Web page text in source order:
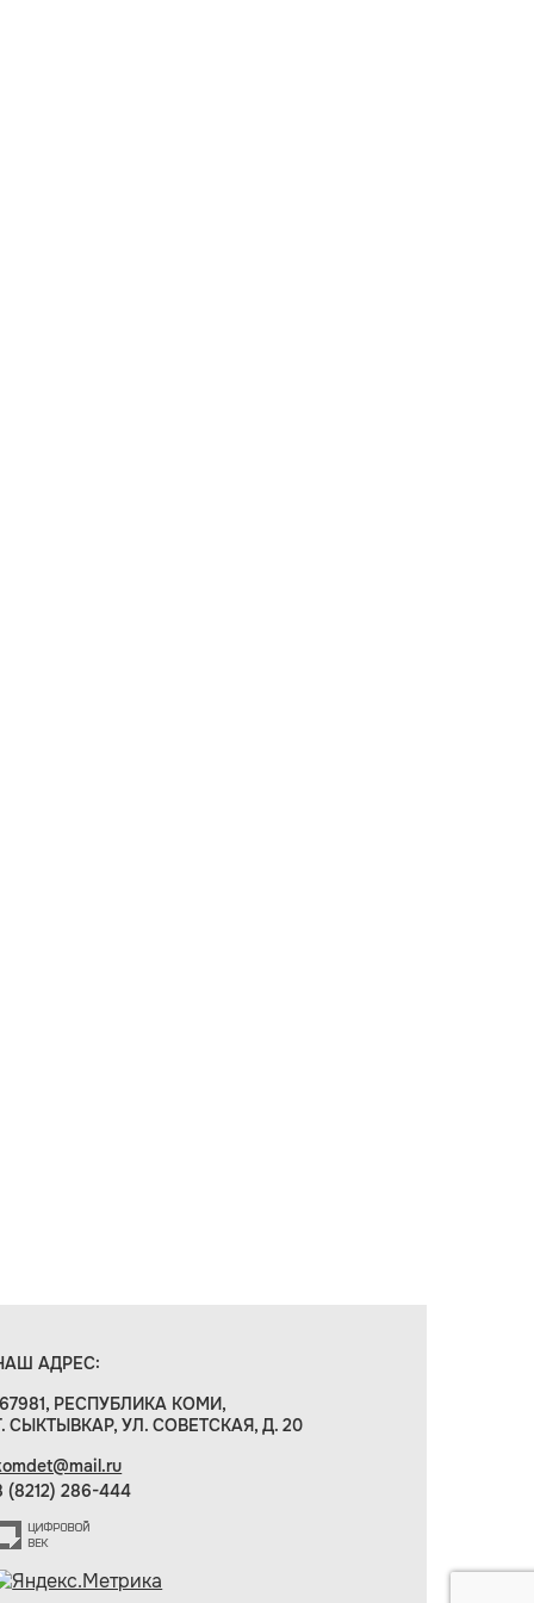
АДРЕС:
РЕСПУБЛИКА КОМИ,
СЫКТЫВКАР, УЛ. СОВЕТСКАЯ, Д. 20
(8212) 286-444